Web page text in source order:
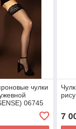
чулки
06745
7